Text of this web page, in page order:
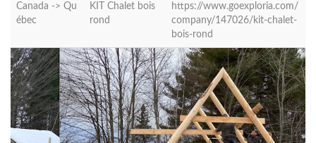
Canada -> Qu
ébec
KIT Chalet bois
rond
https://www.goexploria.com/
company/147026/kit-chalet-
bois-rond